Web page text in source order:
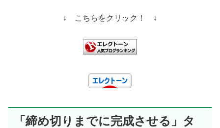
↓ こちらをクリック！ ↓
「締め切りまでに完成させる」タ